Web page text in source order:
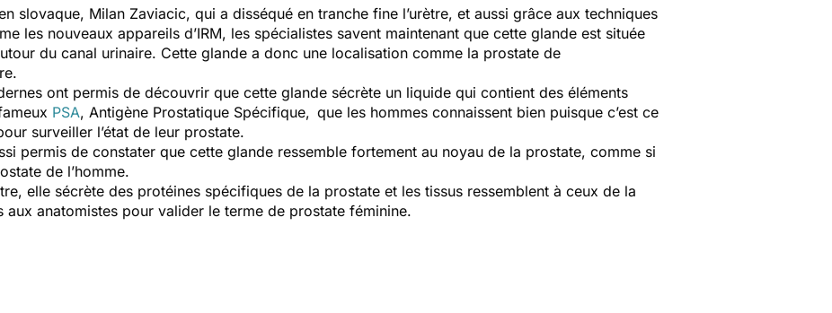
slovaque, Milan Zaviacic, qui a disséqué en tranche fine l’urètre, et aussi grâce aux techniques
les nouveaux appareils d’IRM, les spécialistes savent maintenant que cette glande est située
du canal urinaire. Cette glande a donc une localisation comme la prostate de
ont permis de découvrir que cette glande sécrète un liquide qui contient des éléments
PSA, Antigène Prostatique Spécifique, que les hommes connaissent bien puisque c’est ce
surveiller l’état de leur prostate.
permis de constater que cette glande ressemble fortement au noyau de la prostate, comme si
de l’homme.
elle sécrète des protéines spécifiques de la prostate et les tissus ressemblent à ceux de la
aux anatomistes pour valider le terme de prostate féminine.